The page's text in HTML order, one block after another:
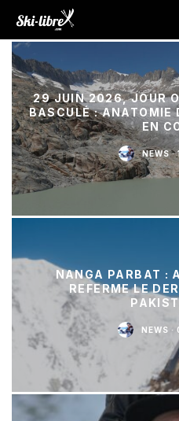
29 JUIN 2026, JOUR
BASCULÉ : ANATOMIE
EN
NEWS ·
NANGA PARBAT :
REFERME LE
NEWS ·